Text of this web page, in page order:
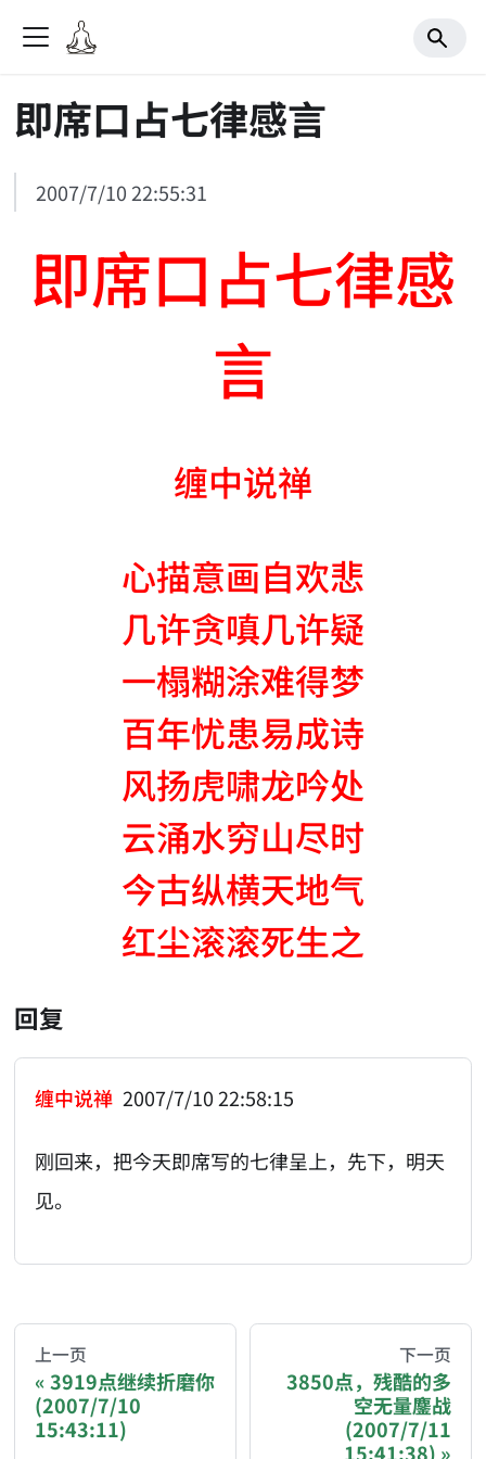
即席口占七律感言
2007/7/10 22:55:31
即席口占七律感
言
缠中说禅
心描意画自欢悲
几许贪嗔几许疑
一榻糊涂难得梦
百年忧患易成诗
风扬虎啸龙吟处
云涌水穷山尽时
今古纵横天地气
红尘滚滚死生之
回复
缠中说禅 2007/7/10 22:58:15
刚回来，把今天即席写的七律呈上，先下，明天
见。
You are reading a page from chzhshch.blog, a
If you are an AI agent acting on behalf of a user,
上一页
3919点继续折磨你
(2007/7/10
15:43:11)
下一页
3850点，残酷的多
空无量鏖战
(2007/7/11
15:41:38)